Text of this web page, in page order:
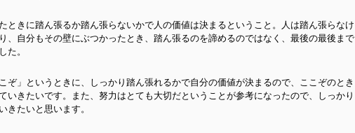
ときに踏ん張るか踏ん張らないかで人の価値は決まるということ。人は踏ん張らなけ
、自分もその壁にぶつかったとき、踏ん張るのを諦めるのではなく、最後の最後まで
た。
ぞ」というときに、しっかり踏ん張れるかで自分の価値が決まるので、ここぞのとき
いきたいです。また、努力はとても大切だということが参考になったので、しっかり
きたいと思います。